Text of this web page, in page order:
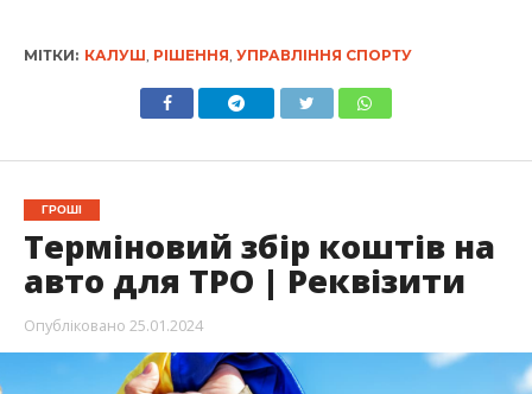
МІТКИ: КАЛУШ РІШЕННЯ УПРАВЛІННЯ СПОРТУ
ГРОШІ
Терміновий збір коштів на
авто для ТРО | Реквізити
Опубліковано 25.01.2024